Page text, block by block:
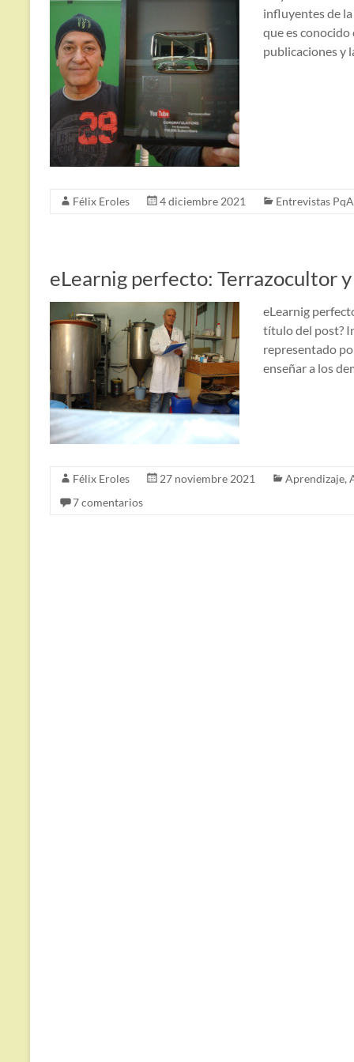
influyentes de
que es conocido
publicaciones y
Félix Eroles 4 diciembre 2021 Entrevistas PqA
eLearnig perfecto: Terrazocultor
eLearnig
título del post?
representado
enseñar a los
Félix Eroles 27 noviembre 2021 Aprendizaje,
7 comentarios